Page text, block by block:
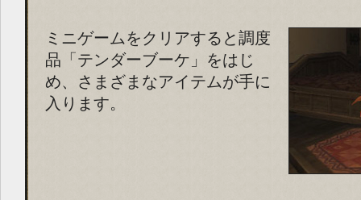
ミニゲームをクリアすると調度
品「テンダーブーケ」をはじ
め、さまざまなアイテムが手に
入ります。